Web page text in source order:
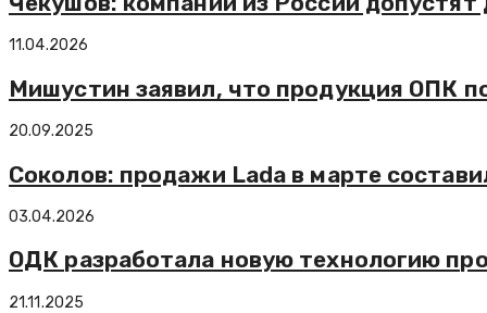
11.04.2026
Мишустин заявил, что продукция ОПК
20.09.2025
Соколов: продажи Lada в марте
03.04.2026
ОДК разработала новую технологию
21.11.2025